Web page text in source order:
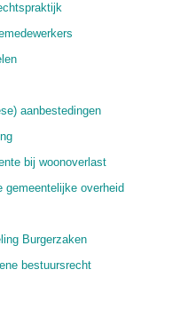
aanbestedingen
bij woonoverlast
gemeentelijke overheid
Burgerzaken
bestuursrecht